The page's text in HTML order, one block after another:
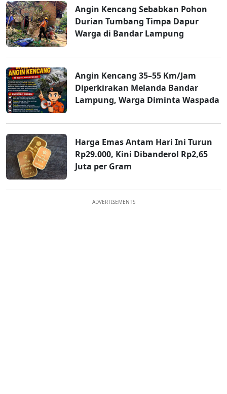
Angin Kencang Sebabkan Pohon
Durian Tumbang Timpa Dapur
Warga di Bandar Lampung
Angin Kencang 35–55 Km/Jam
Diperkirakan Melanda Bandar
Lampung, Warga Diminta Waspada
Harga Emas Antam Hari Ini Turun
Rp29.000, Kini Dibanderol Rp2,65
Juta per Gram
ADVERTISEMENTS